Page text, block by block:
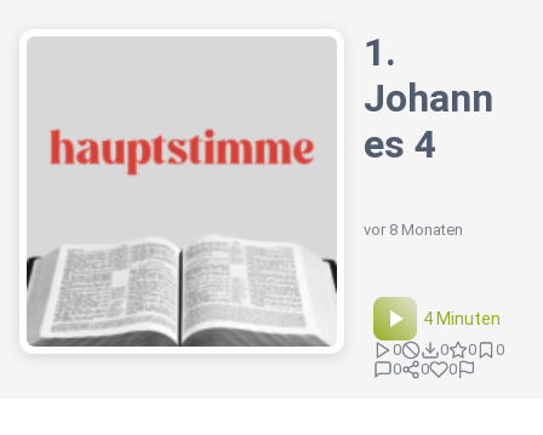
1.
Johann
es 4
vor 8 Monaten
4 Minuten
0 0 0
0
0
0 0